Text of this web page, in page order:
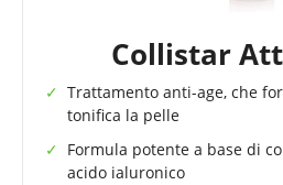
Collistar
Trattamento anti-age, che
tonifica la pelle
Formula potente a base di
acido ialuronico